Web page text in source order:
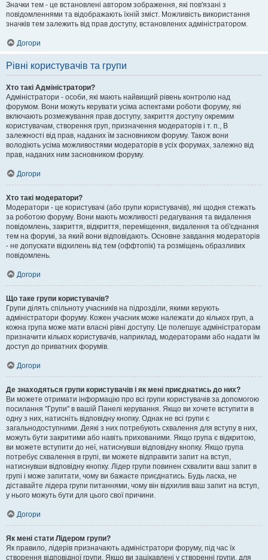
Значки тем - це встановлені автором зображення, які пов'язані з
повідомленнями та відображають їхній зміст. Можливість використання
значків тем залежить від прав доступу, встановлених адміністратором.
Догори
Рівні користувачів та групи
Хто такі Адміністратори?
Адміністратори - особи, які мають найвищий рівень контролю над
форумом. Вони можуть керувати усіма аспектами роботи форуму, які
включають розмежування прав доступу, закриття доступу окремим
користувачам, створення груп, призначення модераторів і т. п., В
залежності від прав, наданих їм засновником форуму. Також вони
володіють усіма можливостями модераторів в усіх форумах, залежно від
прав, наданих ним засновником форуму.
Догори
Хто такі модератори?
Модератори - це користувачі (або групи користувачів), які щодня стежать
за роботою форуму. Вони мають можливості редагування та видалення
повідомлень, закриття, відкриття, переміщення, видалення та об'єднання
тем на форумі, за який вони відповідають. Основне завдання модераторів
- не допускати відхилень від тем (оффтопік) та розміщень образливих
повідомлень.
Догори
Що таке групи користувачів?
Групи ділять спільноту учасників на підрозділи, якими керують
адміністратори форуму. Кожен учасник може належати до кількох груп, а
кожна група може мати власні рівні доступу. Це полегшує адміністраторам
призначити кількох користувачів, наприклад, модераторами або надати їм
доступ до приватних форумів.
Догори
Де знаходяться групи користувачів і як мені приєднатись до них?
Ви можете отримати інформацію про всі групи користувачів за допомогою
посилання "Групи" в вашій Панелі керування. Якщо ви хочете вступити в
одну з них, натисніть відповідну кнопку. Однак не всі групи є
загальнодоступними. Деякі з них потребують схвалення для вступу в них,
можуть бути закритими або навіть прихованими. Якщо група є відкритою,
ви можете вступити до неї, натиснувши відповідну кнопку. Якщо група
потребує схвалення в групі, ви можете відправити запит на вступ,
натиснувши відповідну кнопку. Лідер групи повинен схвалити ваш запит в
групі і може запитати, чому ви бажаєте приєднатись. Будь ласка, не
діставайте лідера групи питаннями, чому він відхилив ваш запит на вступ,
у нього можуть бути для цього свої причини.
Догори
Як мені стати Лідером групи?
Як правило, лідерів призначають адміністратори форуму, під час їх
створення відповідної групи. Якщо ви зацікавлені у створенні групи, для